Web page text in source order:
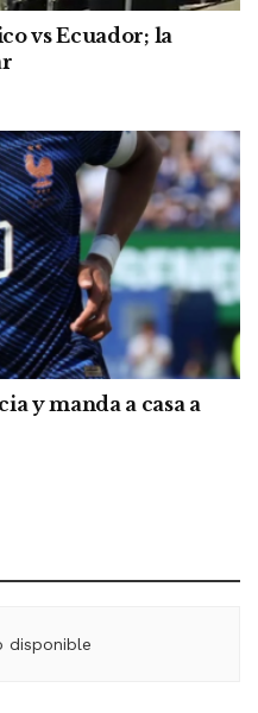
vs Ecuador; la
y manda a casa a
disponible